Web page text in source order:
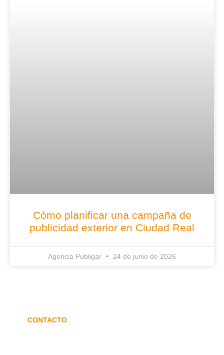
Cómo planificar una campaña de
publicidad exterior en Ciudad Real
Agencia Publigar 24 de junio de 2026
CONTACTO